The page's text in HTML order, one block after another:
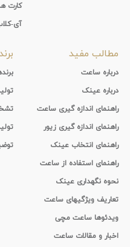
کارت
آی-
مطالب مفید
درباره ساعت
درباره عینک
راهنمای اندازه گیری ساعت
راهنمای اندازه گیری زیور
راهنمای انتخاب عینک
راهنمای استفاده از ساعت
نحوه نگهداری عینک
تعاریف ویژگیهای ساعت
ویدئوها ساعت مچی
اخبار و مقالات ساعت